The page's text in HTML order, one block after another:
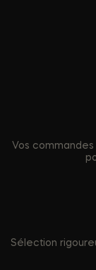
Vos
Sélection